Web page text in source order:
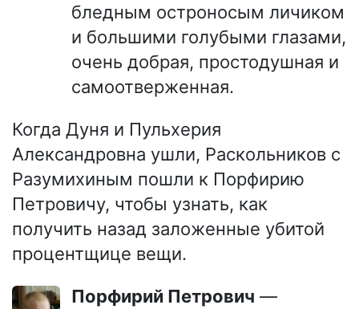
бледным остроносым личиком
и большими голубыми глазами,
очень добрая, простодушная и
самоотверженная.
Когда Дуня и Пульхерия
Александровна ушли, Раскольников с
Разумихиным пошли к Порфирию
Петровичу, чтобы узнать, как
получить назад заложенные убитой
процентщице вещи.
Порфирий Петрович —